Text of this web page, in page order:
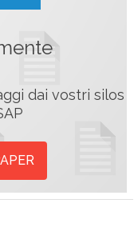
dai vostri silos